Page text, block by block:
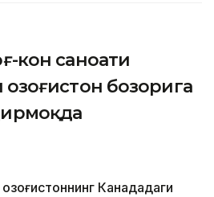
кон саноати
бозорига
Канададаги